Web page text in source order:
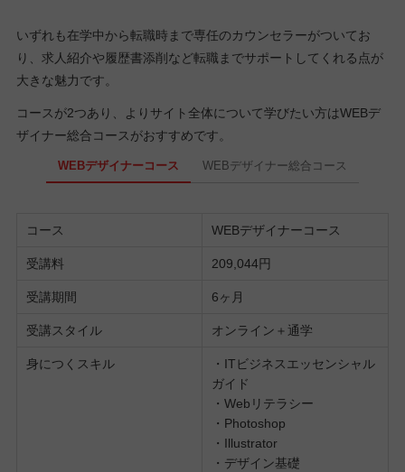
いずれも在学中から転職時まで専任のカウンセラーがついてお
り、求人紹介や履歴書添削など転職までサポートしてくれる点が
大きな魅力です。
コースが2つあり、よりサイト全体について学びたい方はWEBデ
ザイナー総合コースがおすすめです。
WEBデザイナーコース WEBデザイナー総合コース
コース WEBデザイナーコース
受講料 209,044円
受講期間 6ヶ月
受講スタイル オンライン＋通学
身につくスキル
・ITビジネスエッセンシャル
ガイド
・Webリテラシー
・Photoshop
・Illustrator
・デザイン基礎